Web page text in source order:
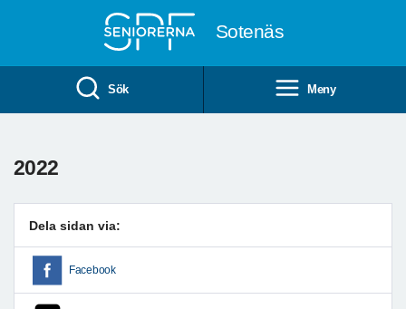
Sotenäs
Sök Meny
2022
Dela sidan via:
Facebook